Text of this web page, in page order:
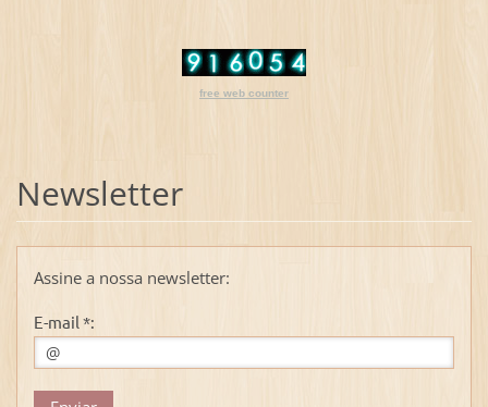
free web counter
Newsletter
Assine a nossa newsletter:
E-mail *: